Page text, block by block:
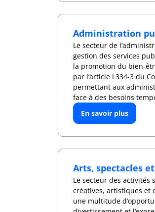
Administration
Le secteur de
gestion des services
la promotion du bien-
par l’article L334-3 du
permettant aux
face à des besoins
En savoir plus
Arts, spectacles
Le secteur des activités
créatives, artistiques et
une multitude